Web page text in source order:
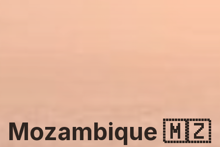
Mozambique 🇲🇿